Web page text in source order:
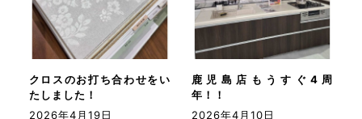
クロスのお打ち合わせをい
たしました！
2026年4月19日
鹿児島店もうすぐ4周
年！！
2026年4月10日